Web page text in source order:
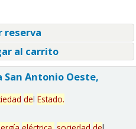
reserva
al carrito
Antonio Oeste,
del Estado.